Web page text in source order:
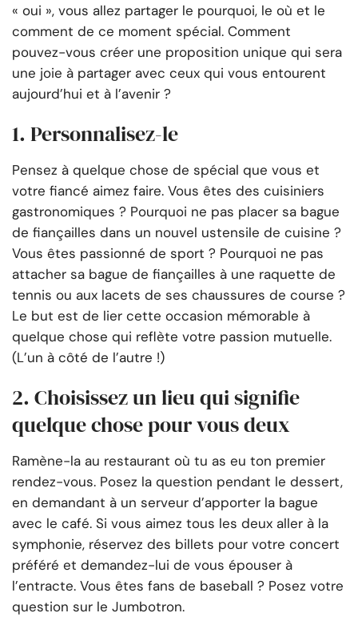
« oui », vous allez partager le pourquoi, le où et le
comment de ce moment spécial. Comment
pouvez-vous créer une proposition unique qui sera
une joie à partager avec ceux qui vous entourent
aujourd’hui et à l’avenir ?
1. Personnalisez-le
Pensez à quelque chose de spécial que vous et
votre fiancé aimez faire. Vous êtes des cuisiniers
gastronomiques ? Pourquoi ne pas placer sa bague
de fiançailles dans un nouvel ustensile de cuisine ?
Vous êtes passionné de sport ? Pourquoi ne pas
attacher sa bague de fiançailles à une raquette de
tennis ou aux lacets de ses chaussures de course ?
Le but est de lier cette occasion mémorable à
quelque chose qui reflète votre passion mutuelle.
(L’un à côté de l’autre !)
2. Choisissez un lieu qui signifie
quelque chose pour vous deux
Ramène-la au restaurant où tu as eu ton premier
rendez-vous. Posez la question pendant le dessert,
en demandant à un serveur d’apporter la bague
avec le café. Si vous aimez tous les deux aller à la
symphonie, réservez des billets pour votre concert
préféré et demandez-lui de vous épouser à
l’entracte. Vous êtes fans de baseball ? Posez votre
question sur le Jumbotron.